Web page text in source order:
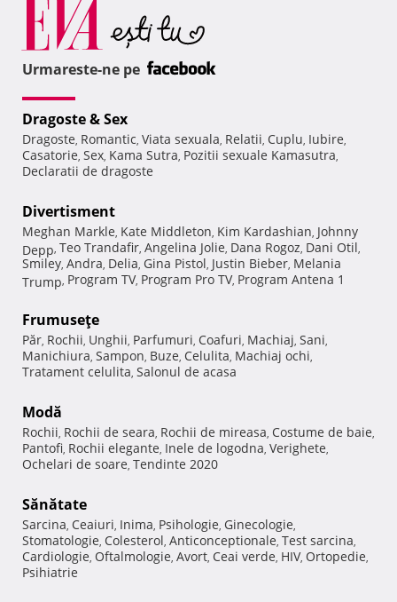
Urmareste-ne pe
Dragoste & Sex
Dragoste, Romantic, Viata sexuala, Relatii, Cuplu, Iubire,
Casatorie, Sex, Kama Sutra, Pozitii sexuale Kamasutra,
Declaratii de dragoste
Divertisment
Meghan Markle, Kate Middleton, Kim Kardashian, Johnny
Depp, Teo Trandafir, Angelina Jolie, Dana Rogoz, Dani Otil,
Smiley, Andra, Delia, Gina Pistol, Justin Bieber, Melania
Trump, Program TV, Program Pro TV, Program Antena 1
Frumuseţe
Păr, Rochii, Unghii, Parfumuri, Coafuri, Machiaj, Sani,
Manichiura, Sampon, Buze, Celulita, Machiaj ochi,
Tratament celulita, Salonul de acasa
Modă
Rochii, Rochii de seara, Rochii de mireasa, Costume de baie,
Pantofi, Rochii elegante, Inele de logodna, Verighete,
Ochelari de soare, Tendinte 2020
Sănătate
Sarcina, Ceaiuri, Inima, Psihologie, Ginecologie,
Stomatologie, Colesterol, Anticonceptionale, Test sarcina,
Cardiologie, Oftalmologie, Avort, Ceai verde, HIV, Ortopedie,
Psihiatrie